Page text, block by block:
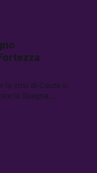
la crisi di Ceuta si
la Spagna,